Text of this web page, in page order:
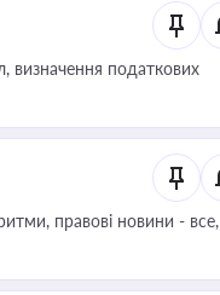
визначення податкових
правові новини - все,